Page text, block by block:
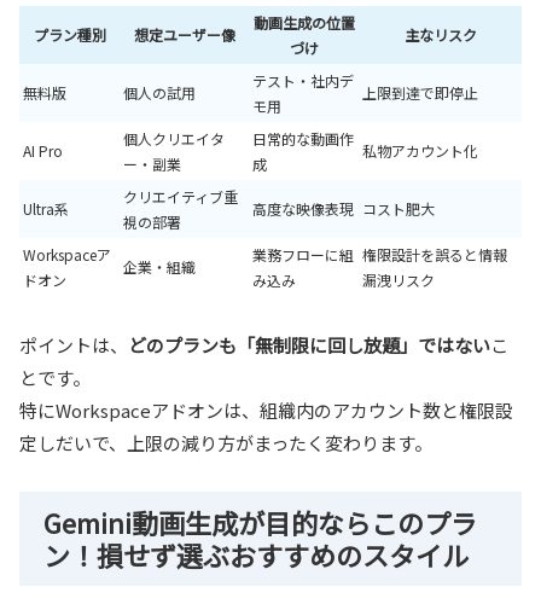
プラン種別 想定ユーザー像
動画生成の位置
づけ
主なリスク
無料版 個人の試用
テスト・社内デ
モ用
上限到達で即停止
AI Pro
個人クリエイタ
ー・副業
日常的な動画作
成
私物アカウント化
Ultra系
クリエイティブ重
視の部署
高度な映像表現 コスト肥大
Workspaceア
ドオン
企業・組織
業務フローに組
み込み
権限設計を誤ると情報
漏洩リスク
ポイントは、 どのプランも「無制限に回し放題」ではないこ
とです。
特にWorkspaceアドオンは、組織内のアカウント数と権限設
定しだいで、上限の減り方がまったく変わります。
Gemini動画生成が目的ならこのプラ
ン！損せず選ぶおすすめのスタイル